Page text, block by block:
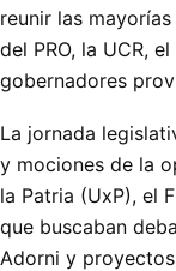
reunir las
del PRO, la UCR,
gobernadores
La jornada
y mociones de la
la Patria (UxP), el
que buscaban
Adorni y